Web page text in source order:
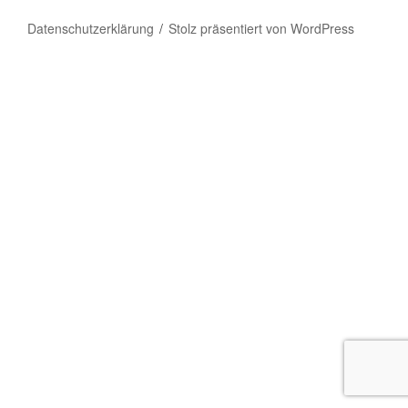
Datenschutzerklärung Stolz präsentiert von WordPress